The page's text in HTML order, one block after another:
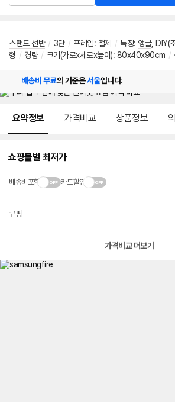
스탠드 선반 / 3단 / 프레임: 철제 / 특징: 앵글, DIY(
형 / 경량 / 크기(가로x세로x높이): 80x40x90cm /
배송비 무료의 기준은서울입니다.
요약정보 가격비교 상품정보
쇼핑몰별 최저가
배송비포함 카드할인
쿠팡
가격비교 더보기